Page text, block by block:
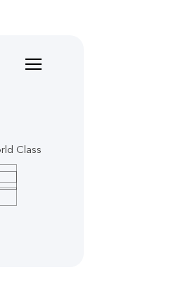
Class